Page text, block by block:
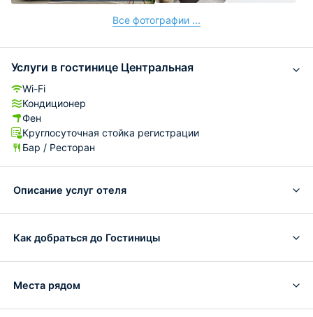
Все фотографии ...
Услуги в гостинице Центральная
Wi-Fi
Кондиционер
Фен
Круглосуточная стойка регистрации
Бар / Ресторан
Описание услуг отеля
Как добраться до Гостиницы
Места рядом